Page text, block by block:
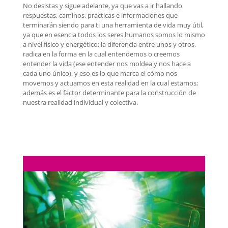
No desistas y sigue adelante, ya que vas a ir hallando
respuestas, caminos, prácticas e informaciones que
terminarán siendo para ti una herramienta de vida muy útil,
ya que en esencia todos los seres humanos somos lo mismo
a nivel físico y energético; la diferencia entre unos y otros,
radica en la forma en la cual entendemos o creemos
entender la vida (ese entender nos moldea y nos hace a
cada uno único), y eso es lo que marca el cómo nos
movemos y actuamos en esta realidad en la cual estamos;
además es el factor determinante para la construcción de
nuestra realidad individual y colectiva.